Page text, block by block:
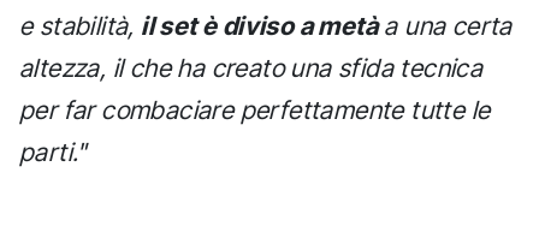
e stabilità, il set è diviso a metàa una certa
altezza, il che ha creato una sfida tecnica
per far combaciare perfettamente tutte le
parti."